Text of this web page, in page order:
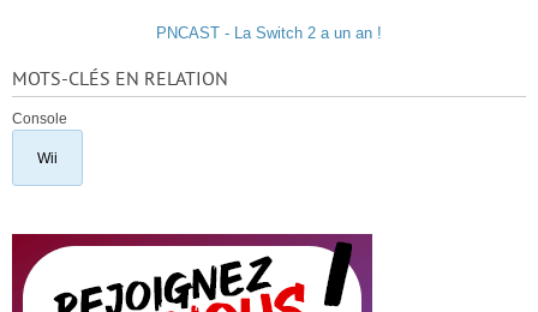
PNCAST - La Switch 2 a un an !
MOTS-CLÉS EN RELATION
Console
Wii